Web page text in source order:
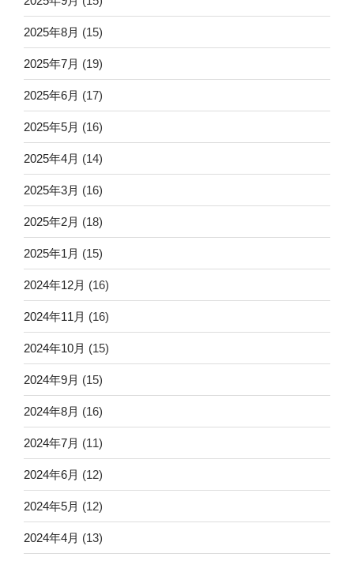
2025年8月 (15)
2025年7月 (19)
2025年6月 (17)
2025年5月 (16)
2025年4月 (14)
2025年3月 (16)
2025年2月 (18)
2025年1月 (15)
2024年12月 (16)
2024年11月 (16)
2024年10月 (15)
2024年9月 (15)
2024年8月 (16)
2024年7月 (11)
2024年6月 (12)
2024年5月 (12)
2024年4月 (13)